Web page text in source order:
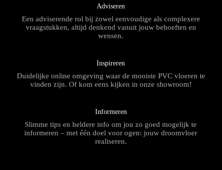
Adviseren
Een adviserende rol bij zowel eenvoudige als complexere
vraagstukken, altijd denkend vanuit jouw behoeften en
wensen.
Inspireren
Duidelijke online omgeving waar de mooiste PVC vloeren te
vinden zijn. Of kom eens kijken in onze showroom!
Informeren
Slimme tips en heldere info om jou zo goed mogelijk te
informeren – met één doel voor ogen: jouw droomvloer
realiseren.